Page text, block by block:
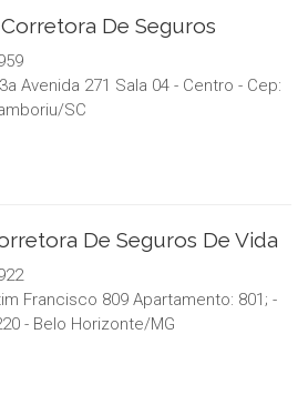
De Seguros
Avenida 271 Sala 04 - Centro - Cep:
/SC
De Seguros De Vida
Francisco 809 Apartamento: 801; -
- Belo Horizonte/MG